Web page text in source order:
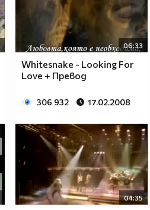
06:33
Whitesnake - Looking For
Love + Превод
306 932 17.02.2008
04:35